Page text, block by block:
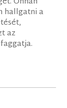
hallgatni a
az